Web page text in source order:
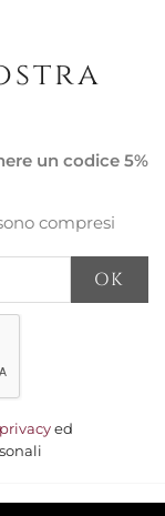
un codice 5%
compresi
privacy ed